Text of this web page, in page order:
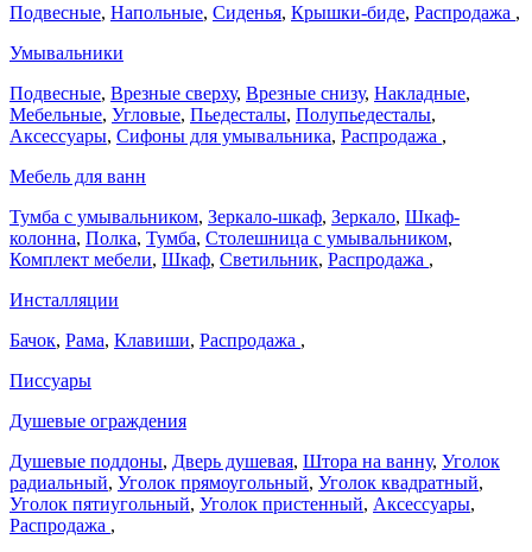
Подвесные, Напольные, Сиденья, Крышки-биде, Распродажа ,
Умывальники
Подвесные, Врезные сверху, Врезные снизу, Накладные,
Мебельные, Угловые, Пьедесталы, Полупьедесталы,
Аксессуары, Сифоны для умывальника, Распродажа ,
Мебель для ванн
Тумба с умывальником, Зеркало-шкаф, Зеркало, Шкаф-
колонна, Полка, Тумба, Столешница с умывальником,
Комплект мебели, Шкаф, Светильник, Распродажа ,
Инсталляции
Бачок, Рама, Клавиши, Распродажа ,
Писсуары
Душевые ограждения
Душевые поддоны, Дверь душевая, Штора на ванну, Уголок
радиальный, Уголок прямоугольный, Уголок квадратный,
Уголок пятиугольный, Уголок пристенный, Аксессуары,
Распродажа ,